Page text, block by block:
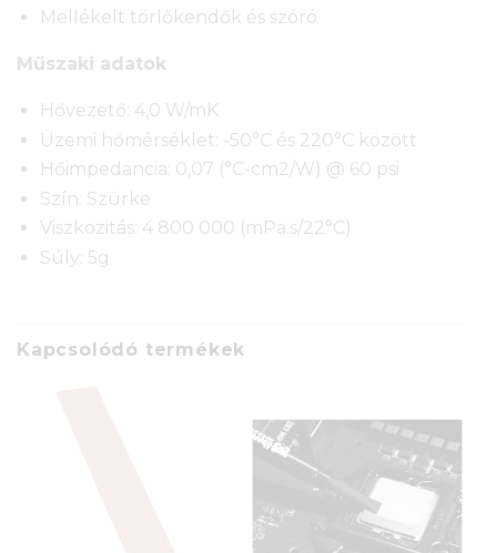
Mellékelt törlőkendők és szóró
Műszaki adatok
Hővezető: 4,0 W/mK
Üzemi hőmérséklet: -50°C és 220°C között
Hőimpedancia: 0,07 (°C-cm2/W) @ 60 psi
Szín: Szürke
Viszkozitás: 4 800 000 (mPa.s/22°C)
Súly: 5g
Kapcsolódó termékek